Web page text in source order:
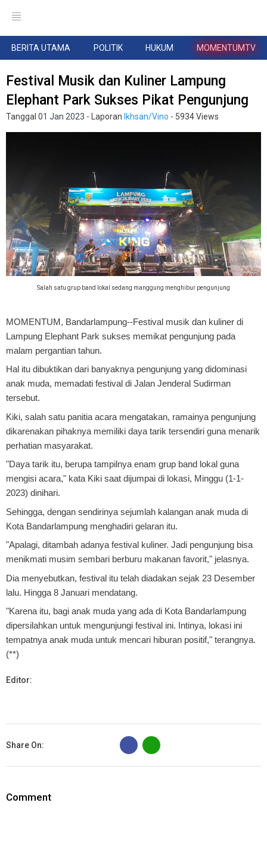
BERITA UTAMA POLITIK HUKUM MOMENTUMTV
Festival Musik dan Kuliner Lampung
Elephant Park Sukses Pikat Pengunjung
Tanggal 01 Jan 2023 - Laporan Ikhsan/Vino - 5934 Views
Salah satu grup band lokal sedang manggung menghibur pengunjung
MOMENTUM, Bandarlampung--Festival musik dan kuliner di
Lampung Elephant Park sukses memikat pengunjung pada
malam pergantian tahun.
Hal itu dibuktikan dari banyaknya pengunjung yang didominasi
anak muda, memadati festival di Jalan Jenderal Sudirman
tersebut.
Kiki, salah satu panitia acara mengatakan, ramainya pengunjung
dikarenakan pihaknya memiliki daya tarik tersendiri guna menarik
perhatian masyarakat.
"Daya tarik itu, berupa tampilnya enam grup band lokal guna
mengisi acara," kata Kiki saat dijumpai di lokasi, Minggu (1-1-
2023) dinihari.
Sehingga, dengan sendirinya sejumlah kalangan anak muda di
Kota Bandarlampung menghadiri gelaran itu.
"Apalagi, ditambah adanya festival kuliner. Jadi pengunjung bisa
menikmati musim sembari berburu makanan favorit," jelasnya.
Dia menyebutkan, festival itu telah diadakan sejak 23 Desember
lalu. Hingga 8 Januari mendatang.
"Karena itu, bagi anak muda yang ada di Kota Bandarlampung
dipersilahkan untuk mengunjungi festival ini. Intinya, lokasi ini
tempatnya anak muda untuk mencari hiburan positif," terangnya.
(**)
Editor:
Share On:
B
Comment